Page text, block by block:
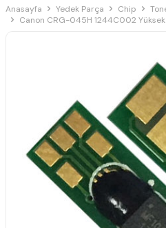
Anasayfa Yedek Parça Chip
Canon CRG-045H 1244C002 Yüksek